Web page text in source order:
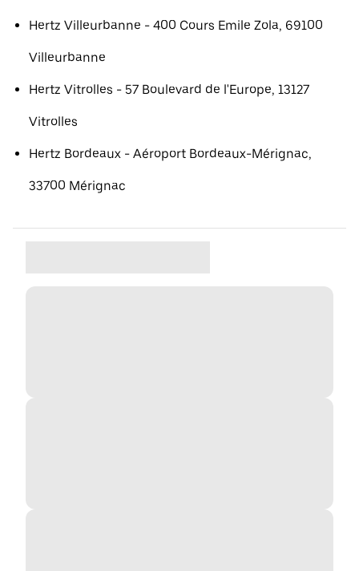
Hertz Villeurbanne - 400 Cours Emile Zola, 69100
Villeurbanne
Hertz Vitrolles - 57 Boulevard de l'Europe, 13127
Vitrolles
Hertz Bordeaux - Aéroport Bordeaux-Mérignac,
33700 Mérignac